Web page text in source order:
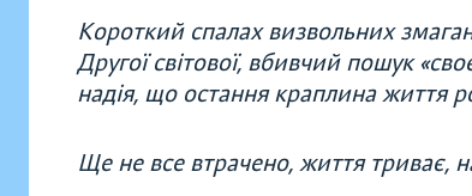
Короткий спалах визвольних
Другої світової, вбивчий пошук
надія, що остання краплина життя
Ще не все втрачено, життя триває,